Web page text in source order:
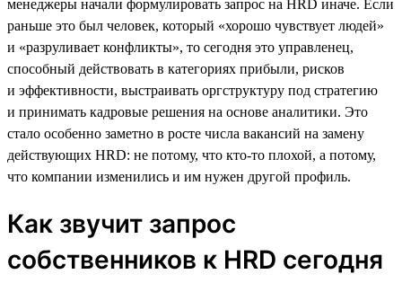
менеджеры начали формулировать запрос на HRD иначе. Если
раньше это был человек, который «хорошо чувствует людей»
и «разруливает конфликты», то сегодня это управленец,
способный действовать в категориях прибыли, рисков
и эффективности, выстраивать оргструктуру под стратегию
и принимать кадровые решения на основе аналитики. Это
стало особенно заметно в росте числа вакансий на замену
действующих HRD: не потому, что кто-то плохой, а потому,
что компании изменились и им нужен другой профиль.
Как звучит запрос
собственников к HRD сегодня